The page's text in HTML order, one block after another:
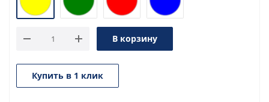
В корзину
Купить в 1 клик